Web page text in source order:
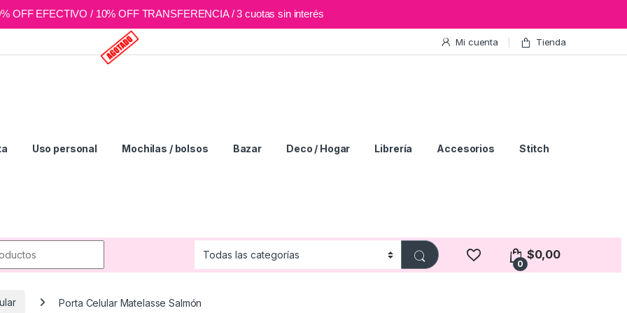
OFF EFECTIVO / 10% OFF TRANSFERENCIA / 3 cuotas sin interés
Mi cuenta Tienda
Uso personal Mochilas / bolsos Bazar Deco / Hogar Librería Accesorios Stitch
0
$0,00
Porta Celular Matelasse Salmón